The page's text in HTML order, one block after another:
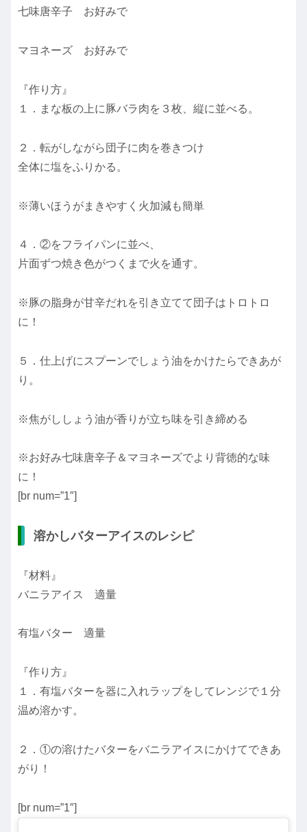
七味唐辛子 お好みで
マヨネーズ お好みで
『作り方』
１．まな板の上に豚バラ肉を３枚、縦に並べる。
２．転がしながら団子に肉を巻きつけ
全体に塩をふりかる。
※薄いほうがまきやすく火加減も簡単
４．②をフライパンに並べ、
片面ずつ焼き色がつくまで火を通す。
※豚の脂身が甘辛だれを引き立てて団子はトロトロ
に！
５．仕上げにスプーンでしょう油をかけたらできあが
り。
※焦がししょう油が香りが立ち味を引き締める
※お好み七味唐辛子＆マヨネーズでより背徳的な味
に！
[br num=”1″]
溶かしバターアイスのレシピ
『材料』
バニラアイス 適量
有塩バター 適量
『作り方』
１．有塩バターを器に入れラップをしてレンジで１分
温め溶かす。
２．①の溶けたバターをバニラアイスにかけてできあ
がり！
[br num=”1″]